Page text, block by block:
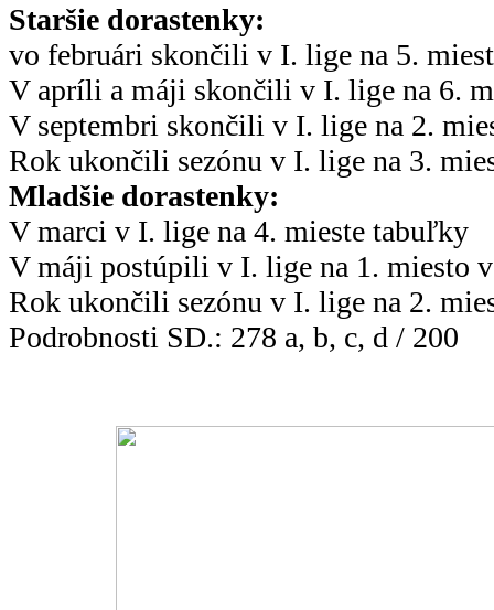
Staršie dorastenky:
vo februári skončili v I. lige na 5.
V apríli a máji skončili v I. lige na 6.
V septembri skončili v I. lige na 2.
Rok ukončili sezónu v I. lige na 3.
Mladšie dorastenky:
V marci v I. lige na 4. mieste tabuľky
V máji postúpili v I. lige na 1. miesto
Rok ukončili sezónu v I. lige na 2.
Podrobnosti SD.: 278 a, b, c, d / 200